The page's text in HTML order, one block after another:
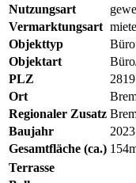
Nutzungsart
Vermarktungsart miete
Objekttyp
Objektart
PLZ
Ort
Regionaler Zusatz
Baujahr
2023
Gesamtfläche (ca.)
Terrasse